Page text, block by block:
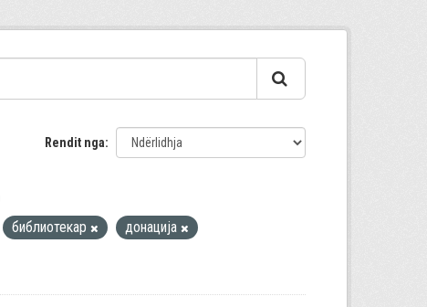
Rendit nga
библиотекар
донација